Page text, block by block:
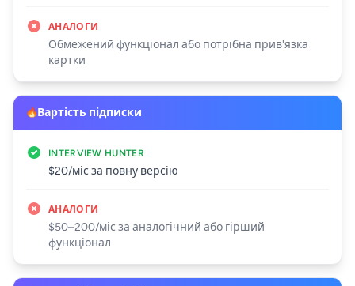
АНАЛОГИ
Обмежений функціонал або потрібна прив'язка
картки
Вартість підписки
INTERVIEW HUNTER
$20/міс за повну версію
АНАЛОГИ
$50–200/міс за аналогічний або гірший
функціонал